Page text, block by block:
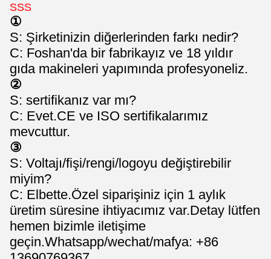
SSS
①
S: Şirketinizin diğerlerinden farkı nedir?
C: Foshan'da bir fabrikayız ve 18 yıldır
gıda makineleri yapımında profesyoneliz.
②
S: sertifikanız var mı?
C: Evet.CE ve ISO sertifikalarımız
mevcuttur.
③
S: Voltajı/fişi/rengi/logoyu değiştirebilir
miyim?
C: Elbette.Özel siparişiniz için 1 aylık
üretim süresine ihtiyacımız var.Detay lütfen
hemen bizimle iletişime
geçin.Whatsapp/wechat/mafya: +86